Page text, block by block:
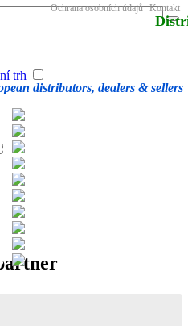
distributors, dealers & sellers
Ochrana osobních údajů Kontakt
trh